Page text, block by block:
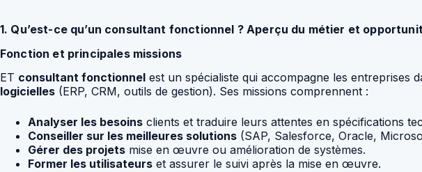
1. Qu’est-ce qu’un consultant fonctionnel ? Aperçu du métier et
Fonction et principales missions
ET consultant fonctionnel est un spécialiste qui accompagne les entreprises
logicielles (ERP, CRM, outils de gestion). Ses missions comprennent :
Analyser les besoins clients et traduire leurs attentes en spécifications
Conseiller sur les meilleures solutions (SAP, Salesforce, Oracle,
Gérer des projets mise en œuvre ou amélioration de systèmes.
Former les utilisateurs et assurer le suivi après la mise en œuvre.